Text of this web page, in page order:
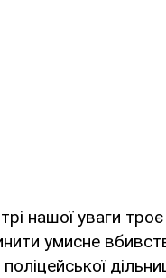
нашої уваги
умисне